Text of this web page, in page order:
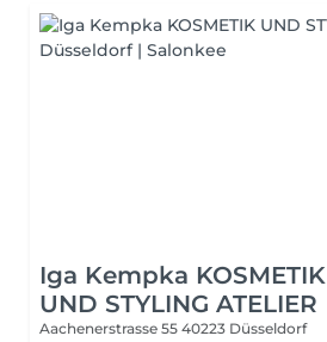
Iga Kempka KOSMETIK
UND STYLING ATELIER
Aachenerstrasse 55 40223 Düsseldorf